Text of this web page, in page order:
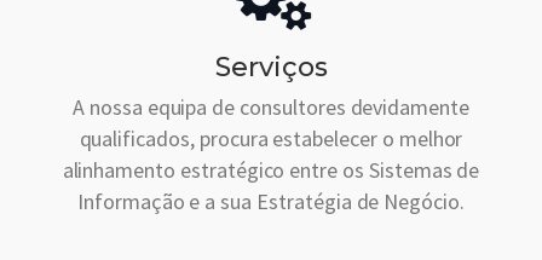
Serviços
A nossa equipa de consultores devidamente
qualificados, procura estabelecer o melhor
alinhamento estratégico entre os Sistemas de
Informação e a sua Estratégia de Negócio.